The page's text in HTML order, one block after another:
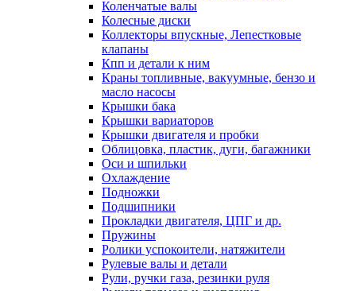
Коленчатые валы
Колесные диски
Коллекторы впускные, Лепестковые
клапаны
Кпп и детали к ним
Краны топливные, вакуумные, бензо и
масло насосы
Крышки бака
Крышки вариаторов
Крышки двигателя и пробки
Облицовка, пластик, дуги, багажники
Оси и шпильки
Охлаждение
Подножки
Подшипники
Прокладки двигателя, ЦПГ и др.
Пружины
Ролики успокоители, натяжители
Рулевые валы и детали
Рули, ручки газа, резинки руля